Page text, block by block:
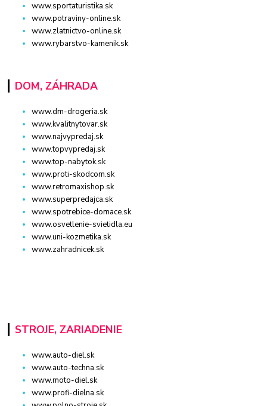
www.sportaturistika.sk
www.potraviny-online.sk
www.zlatnictvo-online.sk
www.rybarstvo-kamenik.sk
DOM, ZÁHRADA
www.dm-drogeria.sk
www.kvalitnytovar.sk
www.najvypredaj.sk
www.topvypredaj.sk
www.top-nabytok.sk
www.proti-skodcom.sk
www.retromaxishop.sk
www.superpredajca.sk
www.spotrebice-domace.sk
www.osvetlenie-svietidla.eu
www.uni-kozmetika.sk
www.zahradnicek.sk
STROJE, ZARIADENIE
www.auto-diel.sk
www.auto-techna.sk
www.moto-diel.sk
www.profi-dielna.sk